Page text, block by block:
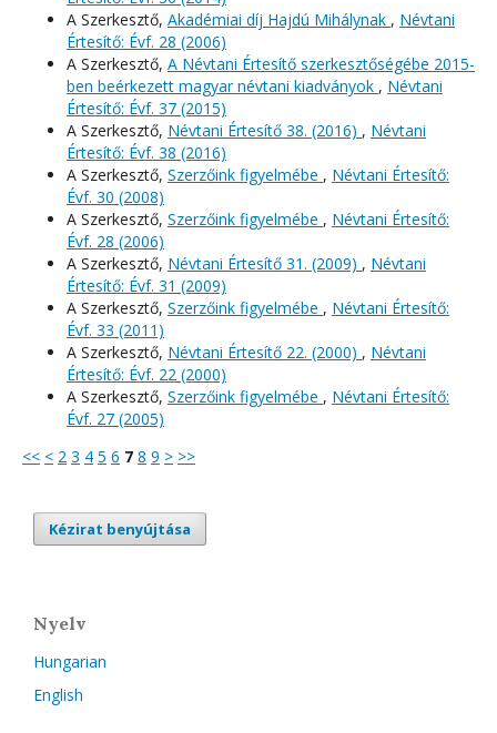
A Szerkesztő, Akadémiai díj Hajdú Mihálynak , Névtani
Értesítő: Évf. 28 (2006)
A Szerkesztő, A Névtani Értesítő szerkesztőségébe 2015-
ben beérkezett magyar névtani kiadványok , Névtani
Értesítő: Évf. 37 (2015)
A Szerkesztő, Névtani Értesítő 38. (2016) , Névtani
Értesítő: Évf. 38 (2016)
A Szerkesztő, Szerzőink figyelmébe , Névtani Értesítő:
Évf. 30 (2008)
A Szerkesztő, Szerzőink figyelmébe , Névtani Értesítő:
Évf. 28 (2006)
A Szerkesztő, Névtani Értesítő 31. (2009) , Névtani
Értesítő: Évf. 31 (2009)
A Szerkesztő, Szerzőink figyelmébe , Névtani Értesítő:
Évf. 33 (2011)
A Szerkesztő, Névtani Értesítő 22. (2000) , Névtani
Értesítő: Évf. 22 (2000)
A Szerkesztő, Szerzőink figyelmébe , Névtani Értesítő:
Évf. 27 (2005)
<< < 2 3 4 5 6 7 8 9 > >>
Kézirat benyújtása
Nyelv
Hungarian
English